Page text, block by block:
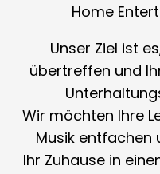
Home
Unser Ziel ist
übertreffen und
Wir möchten Ihre
Musik entfachen
Ihr Zuhause in